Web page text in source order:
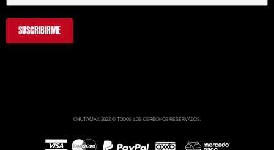
CHUTAMAX 2022 © TODOS LOS DERECHOS RESERVADOS.